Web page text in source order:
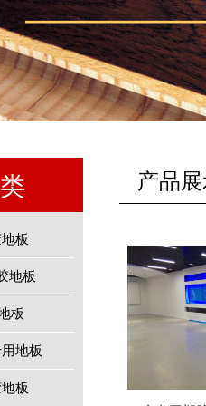
板
地板
板
地板
板
产品